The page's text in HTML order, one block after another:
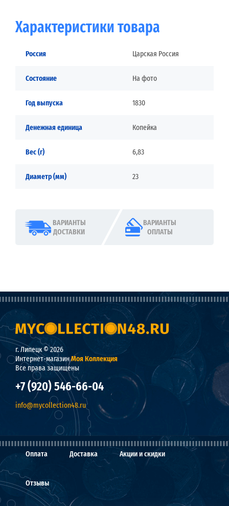
Характеристики товара
Россия Царская Россия
Состояние На фото
Год выпуска 1830
Денежная единица Копейка
Вес (г) 6,83
Диаметр (мм) 23
ВАРИАНТЫ
ДОСТАВКИ
ВАРИАНТЫ
ОПЛАТЫ
г. Липецк © 2026
Интернет-магазинМоя Коллекция
Все права защищены
+7 (920) 546-66-04
info@mycollection48.ru
Оплата Доставка Акции и скидки
Отзывы